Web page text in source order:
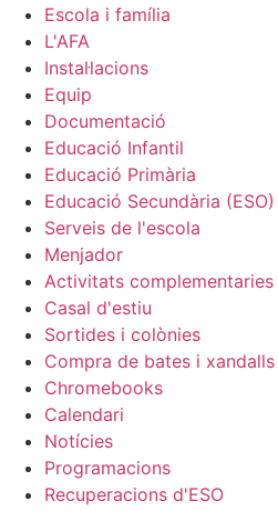
Escola i família
L'AFA
Instal·lacions
Equip
Documentació
Educació Infantil
Educació Primària
Educació Secundària (ESO)
Serveis de l'escola
Menjador
Activitats complementaries
Casal d'estiu
Sortides i colònies
Compra de bates i xandalls
Chromebooks
Calendari
Notícies
Programacions
Recuperacions d'ESO